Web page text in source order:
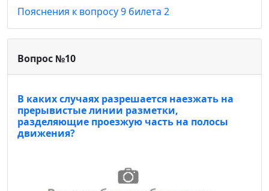
Пояснения к вопросу 9 билета 2
Вопрос №10
В каких случаях разрешается наезжать на
прерывистые линии разметки,
разделяющие проезжую часть на полосы
движения?